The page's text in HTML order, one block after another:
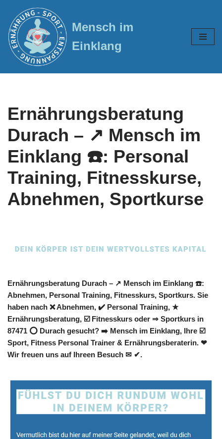
Zum
Inhalt
springen
Mensch im
Einklang
Ernährungsberatung
Durach – ↗️ Mensch im
Einklang ☎️: Personal
Training, Fitnesskurse,
Abnehmen, Sportkurse
Ernährungsberatung Durach – ↗️ Mensch im Einklang ☎️:
Abnehmen, Personal Training, Fitnesskurs, Sportkurs. Sie
haben nach ❌ Abnehmen, ✔️ Personal Training, ★
Ernährungsberatung, ☑️ Fitnesskurs oder ⇒ Sportkurs in
87471 ⭕ Durach gesucht? ➡️ Mensch im Einklang, Ihre ☑️
Sport, Fitness Personal Trainer & Ernährungsberaterin. ❤
Wir freuen uns auf Ihreen Besuch ✉ ✔.